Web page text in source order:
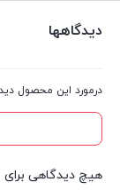
دیدگاهها
درمورد این محصول
هیچ دیدگاهی